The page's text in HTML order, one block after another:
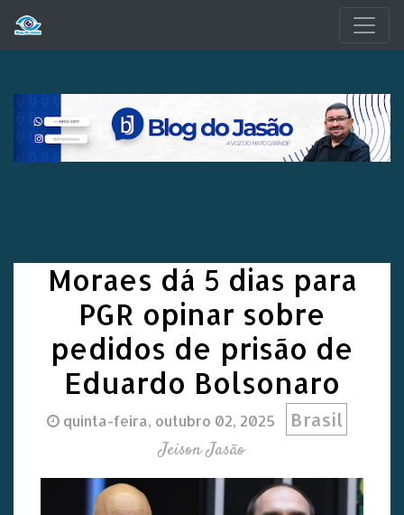
Moraes dá 5 dias para
PGR opinar sobre
pedidos de prisão de
Eduardo Bolsonaro
quinta-feira, outubro 02, 2025 Brasil
Jeison Jasão